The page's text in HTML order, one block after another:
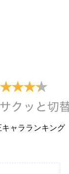
キャラランキング